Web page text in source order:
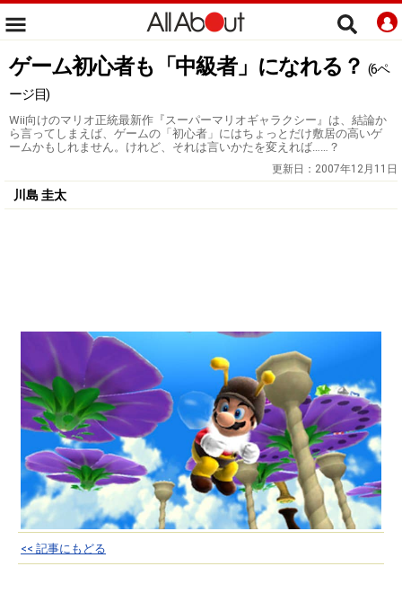
ゲーム初心者も「中級者」になれる？ (6ペ
ージ目)
Wii向けのマリオ正統最新作『スーパーマリオギャラクシー』は、結論か
ら言ってしまえば、ゲームの「初心者」にはちょっとだけ敷居の高いゲ
ームかもしれません。けれど、それは言いかたを変えれば……？
更新日： 2007年12月11日
川島 圭太
<< 記事にもどる